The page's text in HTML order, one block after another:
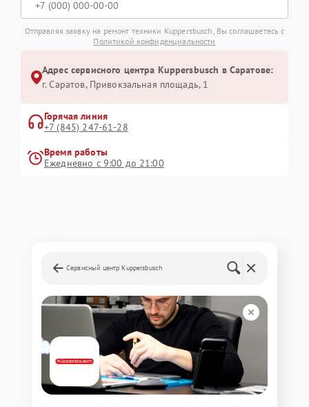
Отправляя заявку на ремонт техники Kuppersbusch, Вы соглашаетесь с
Политикой конфиденциальности
Адрес сервисного центра Kuppersbusch в Саратове:
г. Саратов, Привокзальная площадь, 1
Горячая линия
+7 (845) 247-61-28
Время работы
Ежедневно с 9:00 до 21:00
Сервисный центр Kuppersbusch